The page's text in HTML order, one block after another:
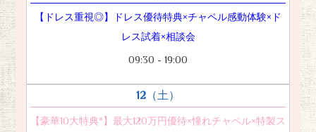
【ドレス重視◎】ドレス優待特典×チャペル感動体験×ド
レス試着×相談会
09:30 - 19:00
12 （土）
【豪華10大特典*】最大120万円優待×憧れチャペル×特製ス